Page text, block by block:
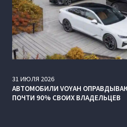
31 ИЮЛЯ 2026
АВТОМОБИЛИ VOYAH
ПОЧТИ 90% СВОИХ ВЛАДЕЛЬЦЕВ